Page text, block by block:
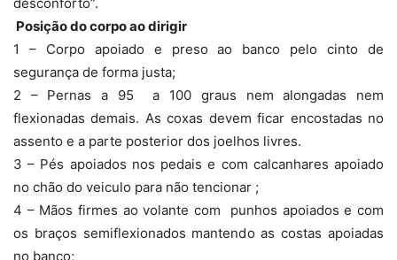
Posição do corpo ao dirigir
1 – Corpo apoiado e preso ao banco pelo cinto de
segurança de forma justa;
2 – Pernas a 95 a 100 graus nem alongadas nem
flexionadas demais. As coxas devem ficar encostadas no
assento e a parte posterior dos joelhos livres.
3 – Pés apoiados nos pedais e com calcanhares apoiado
no chão do veiculo para não tencionar ;
4 – Mãos firmes ao volante com punhos apoiados e com
os braços semiflexionados mantendo as costas apoiadas
no banco;